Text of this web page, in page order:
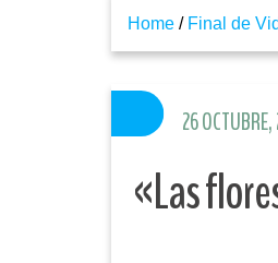
Home / Final de
«Las
26